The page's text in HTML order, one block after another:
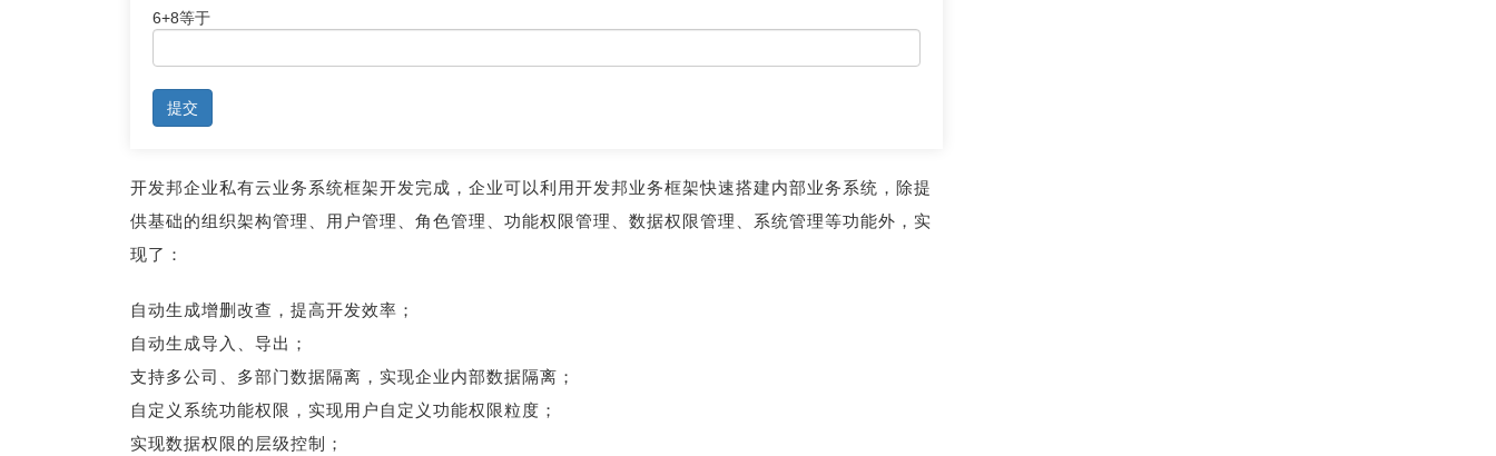
6+8等于
提交
开发邦企业私有云业务系统框架开发完成，企业可以利用开发邦业务框架快速搭建内部业务系统，除提
供基础的组织架构管理、用户管理、角色管理、功能权限管理、数据权限管理、系统管理等功能外，实
现了：
自动生成增删改查，提高开发效率；
自动生成导入、导出；
支持多公司、多部门数据隔离，实现企业内部数据隔离；
自定义系统功能权限，实现用户自定义功能权限粒度；
实现数据权限的层级控制；